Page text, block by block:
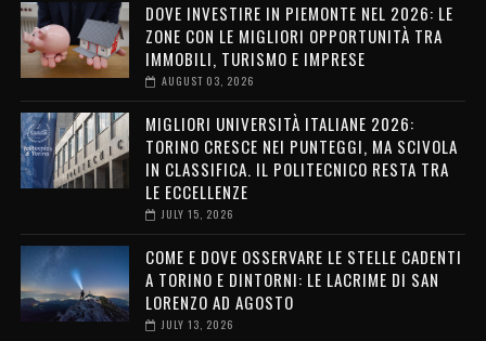
DOVE INVESTIRE IN PIEMONTE NEL 2026: LE
ZONE CON LE MIGLIORI OPPORTUNITÀ TRA
IMMOBILI, TURISMO E IMPRESE
AUGUST 03, 2026
MIGLIORI UNIVERSITÀ ITALIANE 2026:
TORINO CRESCE NEI PUNTEGGI, MA SCIVOLA
IN CLASSIFICA. IL POLITECNICO RESTA TRA
LE ECCELLENZE
JULY 15, 2026
COME E DOVE OSSERVARE LE STELLE CADENTI
A TORINO E DINTORNI: LE LACRIME DI SAN
LORENZO AD AGOSTO
JULY 13, 2026